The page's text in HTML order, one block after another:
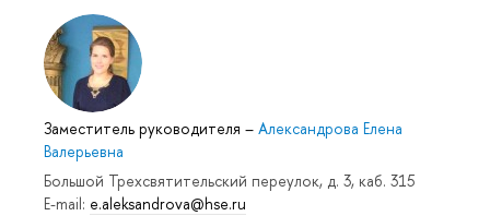
Заместитель руководителя – Александрова Елена
Валерьевна
Большой Трехсвятительский переулок, д. 3, каб. 315
E-mail: e.aleksandrova@hse.ru